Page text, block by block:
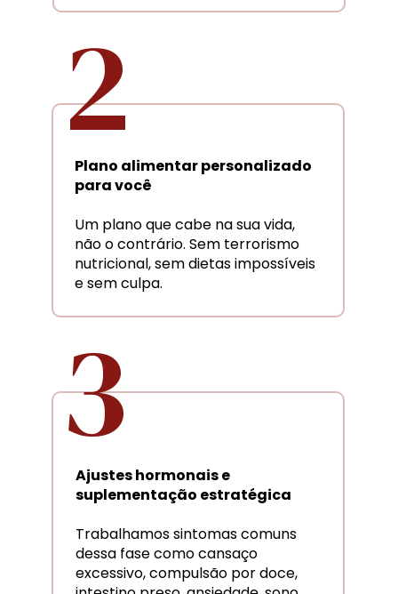
2
3
Ajustes hormonais e
suplementação estratégica
Trabalhamos sintomas comuns
dessa fase como cansaço
excessivo, compulsão por doce,
Plano alimentar personalizado
para você
Um plano que cabe na sua vida,
não o contrário. Sem terrorismo
nutricional, sem dietas impossíveis
e sem culpa.